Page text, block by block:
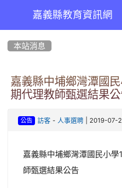
嘉義縣教育資訊網
本站消息
嘉義縣中埔鄉灣潭國
期代理教師甄選結果
公告 訪客- 人事選聘| 2019-07-
嘉義縣中埔鄉灣潭國民小
師甄選結果公告